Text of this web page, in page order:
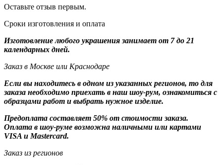
Оставьте отзыв первым.
Сроки изготовления и оплата
Изготовление любого украшения занимает от 7 до 21
календарных дней.
Заказ в Москве или Краснодаре
Если вы находитесь в одном из указанных регионов, то для
заказа необходимо приехать в наш шоу-рум, ознакомиться с
образцами работ и выбрать нужное изделие.
Предоплата составляет 50% от стоимости заказа.
Оплата в шоу-руме возможна наличными или картами
VISA и Mastercard.
Заказ из регионов